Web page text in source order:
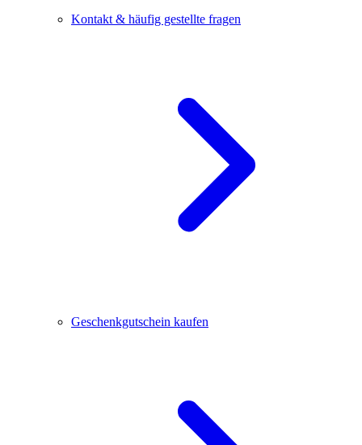
Kontakt & häufig gestellte fragen
Geschenkgutschein kaufen